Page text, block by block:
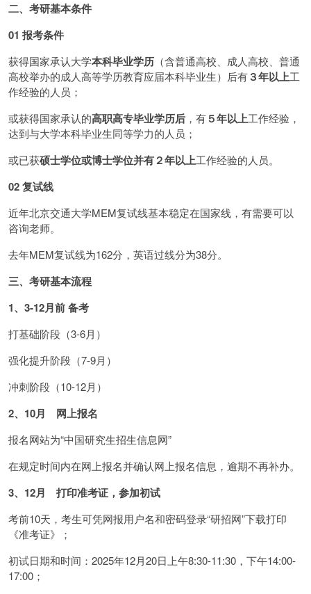
二、考研基本条件
01 报考条件
获得国家承认大学本科毕业学历 （含普通高校、成人高校、普通
高校举办的成人高等学历教育应届本科毕业生）后有３年以上工
作经验的人员；
或获得国家承认的高职高专毕业学历后 ，有５年以上工作经验，
达到与大学本科毕业生同等学力的人员；
或已获硕士学位或博士学位并有２年以上工作经验的人员。
02 复试线
近年北京交通大学MEM复试线基本稳定在国家线，有需要可以
咨询老师。
去年MEM复试线为162分，英语过线分为38分。
三、考研基本流程
1、3-12月前 备考
打基础阶段（3-6月）
强化提升阶段（7-9月）
冲刺阶段（10-12月）
2、10月 网上报名
报名网站为“中国研究生招生信息网”
在规定时间内在网上报名并确认网上报名信息，逾期不再补办。
3、12月 打印准考证，参加初试
考前10天，考生可凭网报用户名和密码登录“研招网”下载打印
《准考证》；
初试日期和时间：2025年12月20日上午8:30-11:30，下午14:00-
17:00；